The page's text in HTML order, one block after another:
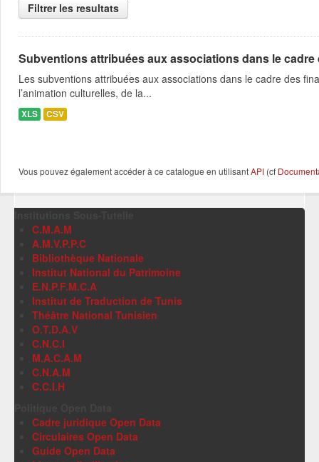
Filtrer les resultats
Subventions attribuées aux associations dans le
Les subventions attribuées aux associations dans le cadre des
l’animation culturelles, de la...
XLS CSV
Vous pouvez également accéder à ce catalogue en utilisantAPI (cf
C.M.A.M
A.M.V.P.P.C
Bibliothèque Nationale
Institut National du Patrimoine
E.N.P.F.M.C.A
Institut de Traduction de Tunis
Théâtre National Tunisien
O.T.D.A.V
C.N.C.I
M.A.C.A.M
C.N.A.M
C.C.I.H
Cadre juridique Open Data
Circulaires Open Data
Guide Open Data